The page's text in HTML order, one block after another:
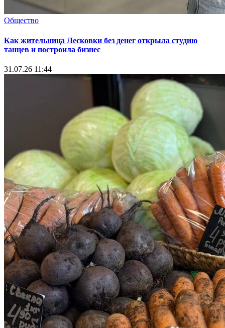
Общество
Как жительница Лесковки без денег открыла студию
танцев и построила бизнес
31.07.26 11:44